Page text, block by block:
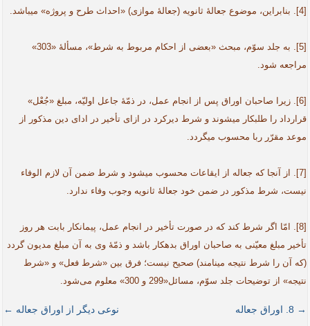
[4]. بنابراین، موضوع جعالۀ ثانویه (جعالۀ موازی) «احداث طرح و پروژه» می­­باشد.
[5]. به جلد سوّم، مبحث «بعضی از احکام مربوط به شرط»، مسألۀ «303»
مراجعه شود.
[6]. زیرا صاحبان اوراق پس از انجام عمل، در ذمّۀ جاعل اولیّه، مبلغ «جُعْل»
قرارداد را طلبکار می­شوند و شرط دیرکرد در ازای تأخیر در ادای دین مذکور از
موعد مقرّر ربا محسوب می­گردد.
[7]. از آنجا که جعاله از ایقاعات محسوب می­شود و شرط ضمن آن لازم الوفاء
نیست، شرط مذکور در ضمن خود جعالۀ ثانویه وجوب وفاء ندارد.
[8]. امّا اگر شرط کند که در صورت تأخیر در انجام عمل، پیمانکار بابت هر روز
تأخیر مبلغ معیّنی به صاحبان اوراق بدهکار باشد و ذمّۀ وی به آن مبلغ مدیون گردد
(که آن را شرط نتیجه می­نامند) صحیح نیست؛ فرق بین «شرط فعل» و «شرط
نتیجه» از توضیحات جلد سوّم، مسائل«299 و 300» معلوم می‌شود.
نوعی دیگر از اوراق جعاله ← → 8. اوراق جعاله